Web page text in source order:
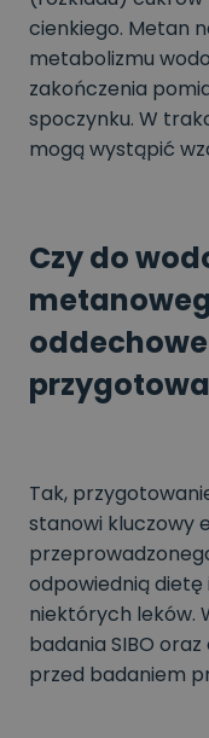
cienkiego. Metan
metabolizmu
zakończenia
spoczynku. W
mogą wystąpić
Czy do
Tak,
stanowi kluczowy
odpowiednią
niektórych leków.
badania SIBO
przed badaniem